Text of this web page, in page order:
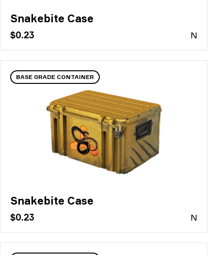
Snakebite Case
$0.23 N
BASE GRADE CONTAINER
Snakebite Case
$0.23 N